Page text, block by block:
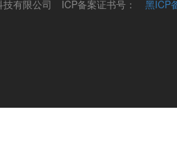
有限公司 ICP备案证书号： 黑ICP